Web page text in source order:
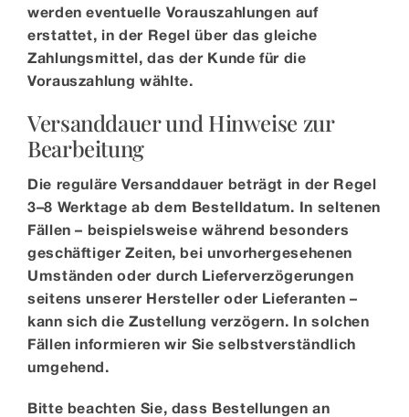
werden eventuelle Vorauszahlungen auf
erstattet, in der Regel über das gleiche
Zahlungsmittel, das der Kunde für die
Vorauszahlung wählte.
Versanddauer und Hinweise zur
Bearbeitung
Die reguläre Versanddauer beträgt in der Regel
3–8 Werktage ab dem Bestelldatum. In seltenen
Fällen – beispielsweise während besonders
geschäftiger Zeiten, bei unvorhergesehenen
Umständen oder durch Lieferverzögerungen
seitens unserer Hersteller oder Lieferanten –
kann sich die Zustellung verzögern. In solchen
Fällen informieren wir Sie selbstverständlich
umgehend.
Bitte beachten Sie, dass Bestellungen an